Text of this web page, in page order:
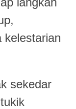
kelestarian
sekedar